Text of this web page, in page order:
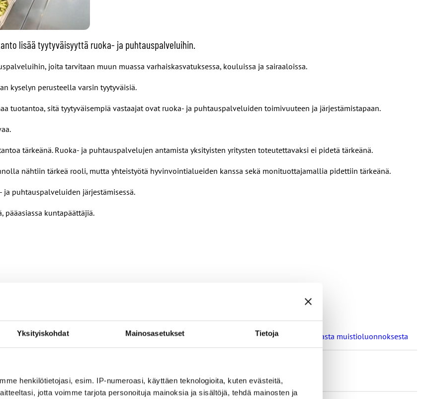
Yksityiskohdat Mainosasetukset Tietoja
henkilötietojasi, esim. IP-numeroasi, käyttäen teknologioita, kuten evästeitä,
jotta voimme tarjota personoituja mainoksia ja sisältöjä, tehdä mainosten ja
lisää tyytyväisyyttä ruoka- ja puhtauspalveluihin.
joita tarvitaan muun muassa varhaiskasvatuksessa, kouluissa ja sairaaloissa.
kyselyn perusteella varsin tyytyväisiä.
tuotantoa, sitä tyytyväisempiä vastaajat ovat ruoka- ja puhtauspalveluiden toimivuuteen ja järjestämistapaan.
tärkeänä. Ruoka- ja puhtauspalvelujen antamista yksityisten yritysten toteutettavaksi ei pidetä tärkeänä.
nähtiin tärkeä rooli, mutta yhteistyötä hyvinvointialueiden kanssa sekä monituottajamallia pidettiin tärkeänä.
puhtauspalveluiden järjestämisessä.
kuntapäättäjiä.
– Ammattiliitto JHL on antanut lausunnon koulujen ja oppilaitosten loma-aikoja koskevasta muistioluonnoksesta